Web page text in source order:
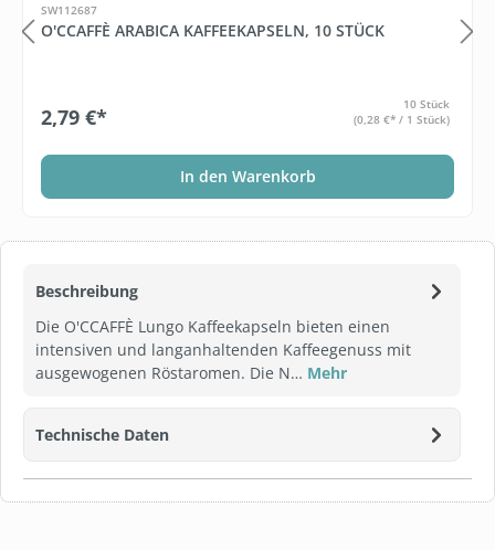
Beschreibung
Die O'CCAFFÈ Lungo Kaffeekapseln bieten einen
intensiven und langanhaltenden Kaffeegenuss mit
ausgewogenen Röstaromen. Die N… Mehr
Technische Daten
SW112687
O'CCAFFÈ ARABICA KAFFEEKAPSELN, 10 STÜCK
2,79 €*
10 Stück
(0,28 €* / 1 Stück)
In den Warenkorb